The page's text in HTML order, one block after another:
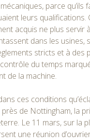
parce
leurs
acquis ne plus servir
dans les
stricts et à des
contrôle du temps
de la machine.
ces conditions
près de Nottingham, la
Le 11 mars, sur la
une réunion